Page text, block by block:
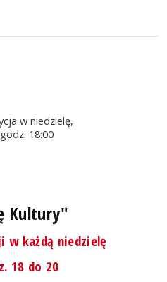
w niedzielę,
18:00
Kultury"
w każdą niedzielę
18 do 20